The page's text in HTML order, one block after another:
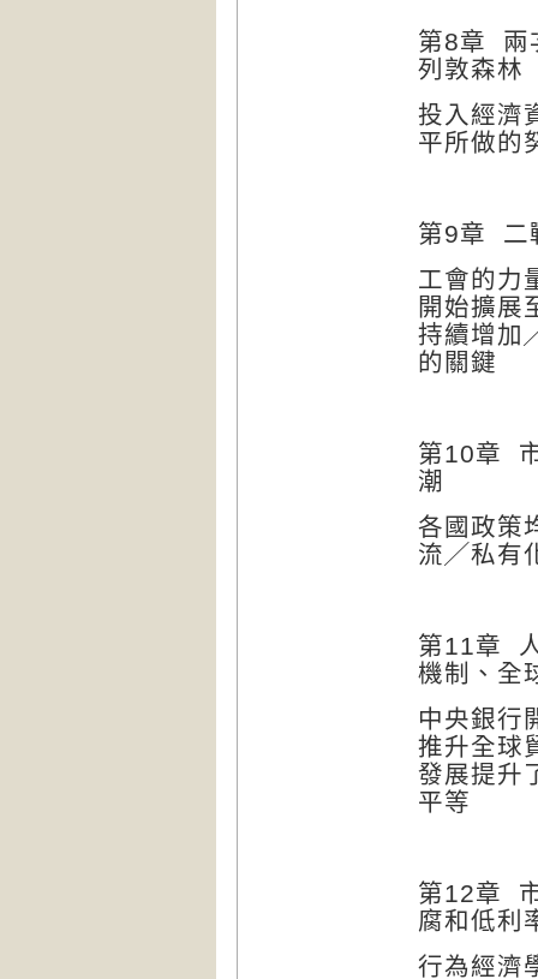
第8章
兩
列敦森林
投入經濟
平所做的
第9章
二
工會的力
開始擴展
持續增加
的關鍵
第10章
潮
各國政策
流╱私有
第11章
機制、全
中央銀行
推升全球
發展提升
平等
第12章
腐和低利
行為經濟